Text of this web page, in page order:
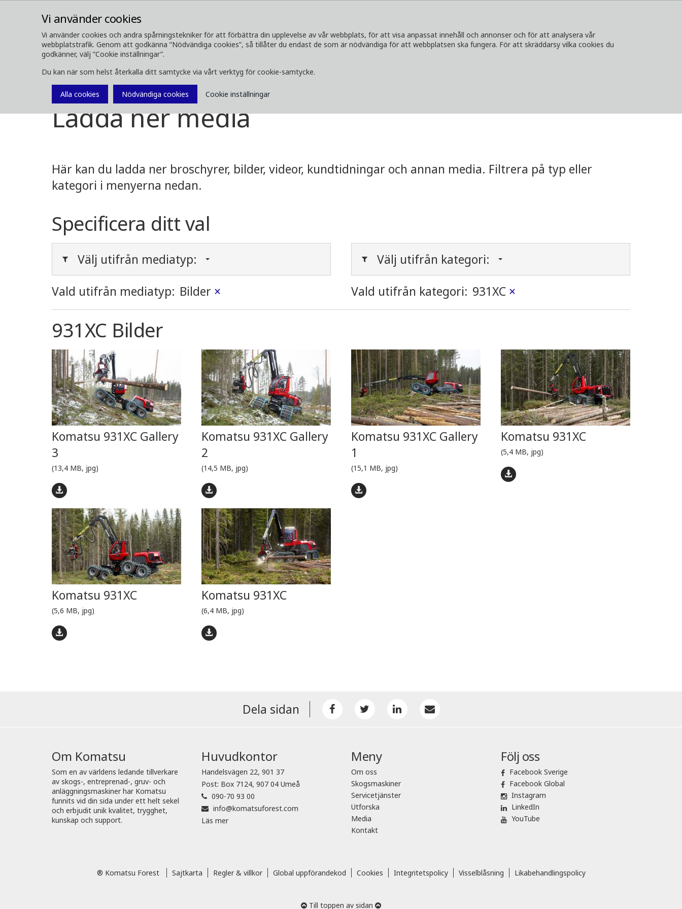
Vi använder cookies
Vi använder cookies och andra spårningstekniker för att förbättra din upplevelse av vår webbplats, för att visa anpassat innehåll och annonser och för att analysera vår
webbplatstrafik. Genom att godkänna ”Nödvändiga cookies”, så tillåter du endast de som är nödvändiga för att webbplatsen ska fungera. För att skräddarsy vilka cookies du
godkänner, välj ”Cookie inställningar”.
Du kan när som helst återkalla ditt samtycke via vårt verktyg för cookie-samtycke.
Alla cookies Nödvändiga cookies Cookie inställningar
OM OSS SKOGSMASKINER
Media Ladda ner media
Ladda ner media
Här kan du ladda ner broschyrer, bilder, videor, kundtidningar och annan media. Filtrera på typ eller
kategori i menyerna nedan.
Specificera ditt val
Välj utifrån mediatyp:
Vald utifrån mediatyp: Bilder ×
Välj utifrån kategori:
Vald utifrån kategori: 931XC ×
931XC Bilder
Komatsu 931XC Gallery
3
(13,4 MB, jpg)
Komatsu 931XC Gallery
2
(14,5 MB, jpg)
Komatsu 931XC Gallery
1
(15,1 MB, jpg)
Komatsu 931XC
(5,4 MB, jpg)
Komatsu 931XC
(5,6 MB, jpg)
Komatsu 931XC
(6,4 MB, jpg)
Dela sidan
Om Komatsu
Som en av världens ledande tillverkare
av skogs-, entreprenad-, gruv- och
anläggningsmaskiner har Komatsu
funnits vid din sida under ett helt sekel
och erbjudit unik kvalitet, trygghet,
kunskap och support.
Huvudkontor
Handelsvägen 22, 901 37
Post: Box 7124, 907 04 Umeå
090-70 93 00
info@komatsuforest.com
Läs mer
Meny
Om oss
Skogsmaskiner
Servicetjänster
Utforska
Media
Kontakt
Följ oss
Facebook Sverige
Facebook Global
Instagram
LinkedIn
YouTube
® Komatsu Forest Sajtkarta Regler & villkor Global uppförandekod Cookies Integritetspolicy Visselblåsning Likabehandlingspolicy
Till toppen av sidan